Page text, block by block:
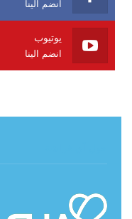
انضم الينا
يوتيوب
انضم الينا